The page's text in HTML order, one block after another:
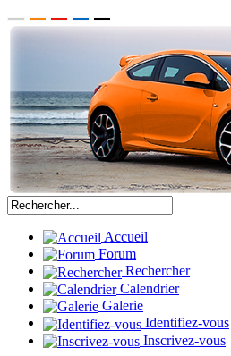
Accueil
Forum
Rechercher
Calendrier
Galerie
Identifiez-vous
Inscrivez-vous